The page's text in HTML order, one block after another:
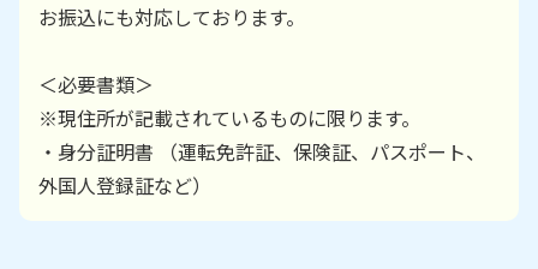
お振込にも対応しております。
＜必要書類＞
※現住所が記載されているものに限ります。
・身分証明書 （運転免許証、保険証、パスポート、
外国人登録証など）